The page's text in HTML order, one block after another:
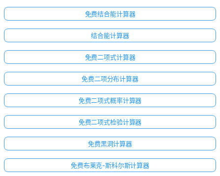
免费结合能计算器
结合能计算器
免费二项式计算器
免费二项分布计算器
免费二项式概率计算器
免费二项式检验计算器
免费黑洞计算器
免费布莱克-斯科尔斯计算器